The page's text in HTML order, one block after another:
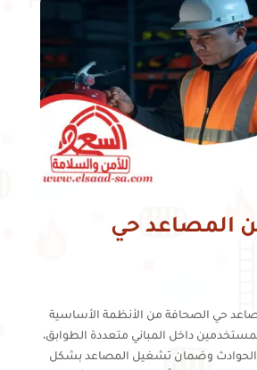
المصاعد حي
حي الصحافة من الأنظمة الأساسية
داخل المباني متعددة الطوابق،
وضمان تشغيل المصاعد بشكل